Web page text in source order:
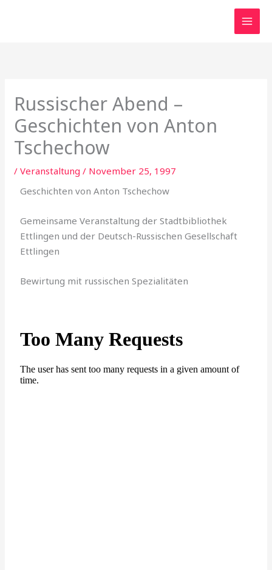
Russischer Abend –
Geschichten von Anton
Tschechow
/Veranstaltung / November 25, 1997
Geschichten von Anton Tschechow
Gemeinsame Veranstaltung der Stadtbibliothek
Ettlingen und der Deutsch-Russischen Gesellschaft
Ettlingen
Bewirtung mit russischen Spezialitäten